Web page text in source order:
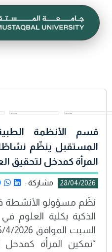
قسم الأنظمة
المستقبل ينظّم نشاطًا
المرأة كمدخل لتحقيق
28/04/2026 مشاركة :
نظّم مسؤولو الأنشطة
الذكية بكلية العلوم
“تمكين المرأة كمدخل